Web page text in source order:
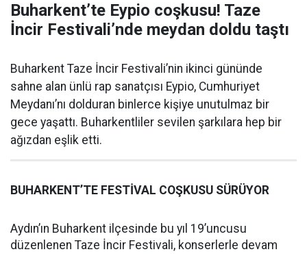
Buharkent’te Eypio coşkusu! Taze
İncir Festivali’nde meydan doldu taştı
Buharkent Taze İncir Festivali’nin ikinci gününde
sahne alan ünlü rap sanatçısı Eypio, Cumhuriyet
Meydanı’nı dolduran binlerce kişiye unutulmaz bir
gece yaşattı. Buharkentliler sevilen şarkılara hep bir
ağızdan eşlik etti.
BUHARKENT’TE FESTİVAL COŞKUSU SÜRÜYOR
Aydın’ın Buharkent ilçesinde bu yıl 19’uncusu
düzenlenen Taze İncir Festivali, konserlerle devam